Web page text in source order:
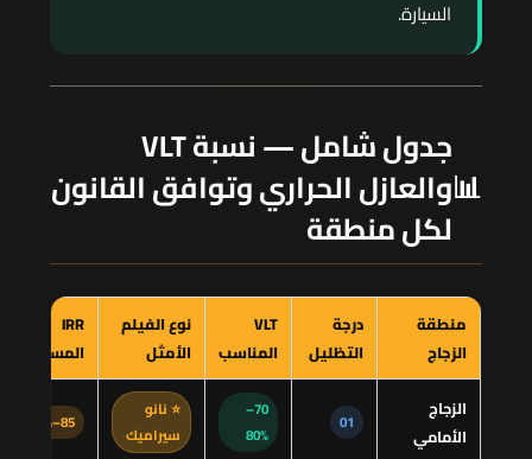
السيارة.
📊
جدول شامل — نسبة VLT
والعازل الحراري وتوافق القانون
لكل منطقة
منطقة
الزجاج
درجة
التظليل
VLT
المناسب
نوع الفيلم
الأمثل
IRR
المستهدف
الزجاج
الأمامي
01
70–
80%
⭐ نانو
سيراميك
85–95%